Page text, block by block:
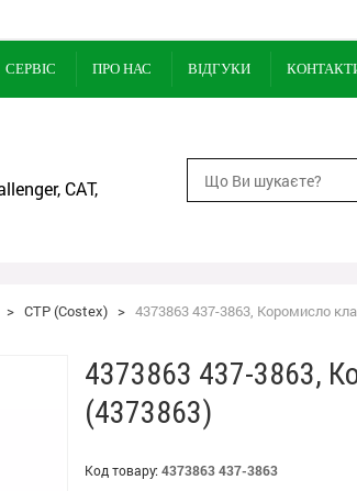
СЕРВІС ПРО НАС ВІДГУКИ
CAT,
> CTP (Costex) > 4373863 437-3863, Коромисло
4373863 437-3863,
(4373863)
Код товару: 4373863 437-3863